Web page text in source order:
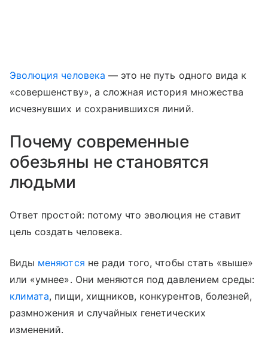
Эволюция человека — это не путь одного вида к
«совершенству», а сложная история множества
исчезнувших и сохранившихся линий.
Почему современные
обезьяны не становятся
людьми
Ответ простой: потому что эволюция не ставит
цель создать человека.
Виды меняются не ради того, чтобы стать «выше»
или «умнее». Они меняются под давлением среды:
климата, пищи, хищников, конкурентов, болезней,
размножения и случайных генетических
изменений.